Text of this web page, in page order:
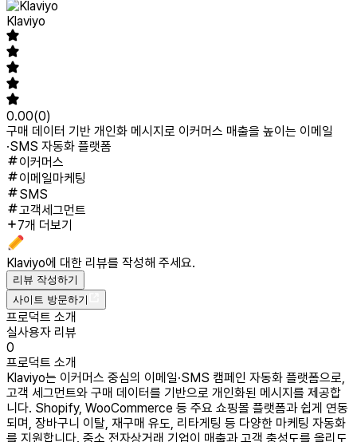
Klaviyo
0.00(0)
구매 데이터 기반 개인화 메시지로 이커머스 매출을 높이는 이메일
·SMS 자동화 플랫폼
이커머스
이메일마케팅
SMS
고객세그먼트
7개 더보기
Klaviyo에 대한 리뷰를 작성해 주세요.
리뷰 작성하기
사이트 방문하기
프로덕트 소개
실사용자 리뷰
0
프로덕트 소개
Klaviyo는 이커머스 중심의 이메일·SMS 캠페인 자동화 플랫폼으로,
고객 세그먼트와 구매 데이터를 기반으로 개인화된 메시지를 제공합
니다. Shopify, WooCommerce 등 주요 쇼핑몰 플랫폼과 쉽게 연동
되며, 장바구니 이탈, 재구매 유도, 리타게팅 등 다양한 마케팅 자동화
를 지원합니다. 중소 전자상거래 기업이 매출과 고객 충성도를 올리도